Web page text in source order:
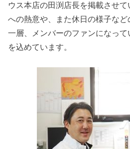
ウス本店の田渕店長を掲載させ
への熱意や、また休日の様子など
一層、メンバーのファンになっ
を込めています。